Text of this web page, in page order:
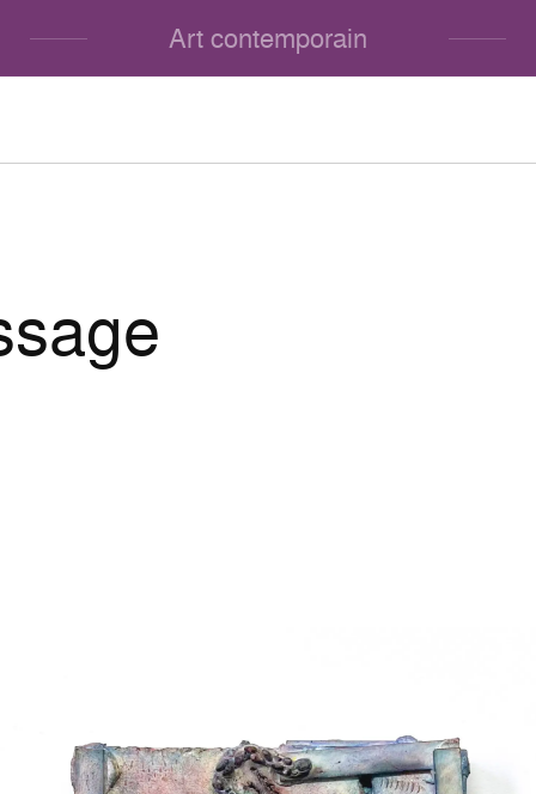
Art contemporain